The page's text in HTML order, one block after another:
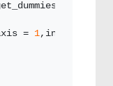
= 1,inplace=